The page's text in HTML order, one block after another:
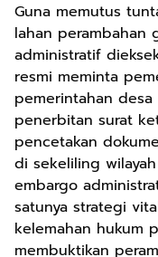
Guna memutus
lahan perambahan
administratif
resmi meminta
pemerintahan
penerbitan surat
pencetakan
di sekeliling
embargo
satunya strategi
kelemahan hukum
membuktikan